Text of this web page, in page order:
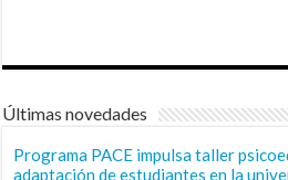
Últimas novedades
Programa PACE impulsa taller
adaptación de estudiantes en la